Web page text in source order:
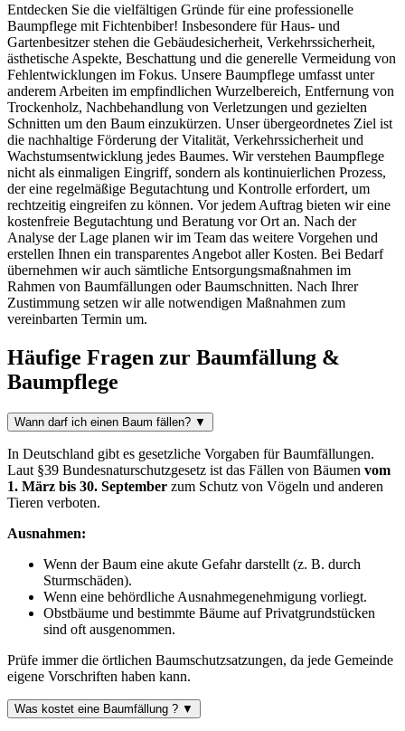
Entdecken Sie die vielfältigen Gründe für eine professionelle
Baumpflege mit Fichtenbiber! Insbesondere für Haus- und
Gartenbesitzer stehen die Gebäudesicherheit, Verkehrssicherheit,
ästhetische Aspekte, Beschattung und die generelle Vermeidung von
Fehlentwicklungen im Fokus. Unsere Baumpflege umfasst unter
anderem Arbeiten im empfindlichen Wurzelbereich, Entfernung von
Trockenholz, Nachbehandlung von Verletzungen und gezielten
Schnitten um den Baum einzukürzen. Unser übergeordnetes Ziel ist
die nachhaltige Förderung der Vitalität, Verkehrssicherheit und
Wachstumsentwicklung jedes Baumes. Wir verstehen Baumpflege
nicht als einmaligen Eingriff, sondern als kontinuierlichen Prozess,
der eine regelmäßige Begutachtung und Kontrolle erfordert, um
rechtzeitig eingreifen zu können. Vor jedem Auftrag bieten wir eine
kostenfreie Begutachtung und Beratung vor Ort an. Nach der
Analyse der Lage planen wir im Team das weitere Vorgehen und
erstellen Ihnen ein transparentes Angebot aller Kosten. Bei Bedarf
übernehmen wir auch sämtliche Entsorgungsmaßnahmen im
Rahmen von Baumfällungen oder Baumschnitten. Nach Ihrer
Zustimmung setzen wir alle notwendigen Maßnahmen zum
vereinbarten Termin um.
Häufige Fragen zur Baumfällung &
Baumpflege
Wann darf ich einen Baum fällen? ▼
In Deutschland gibt es gesetzliche Vorgaben für Baumfällungen.
Laut §39 Bundesnaturschutzgesetz ist das Fällen von Bäumen vom
1. März bis 30. September zum Schutz von Vögeln und anderen
Tieren verboten.
Ausnahmen:
Wenn der Baum eine akute Gefahr darstellt (z. B. durch
Sturmschäden).
Wenn eine behördliche Ausnahmegenehmigung vorliegt.
Obstbäume und bestimmte Bäume auf Privatgrundstücken
sind oft ausgenommen.
Prüfe immer die örtlichen Baumschutzsatzungen, da jede Gemeinde
eigene Vorschriften haben kann.
Was kostet eine Baumfällung ? ▼